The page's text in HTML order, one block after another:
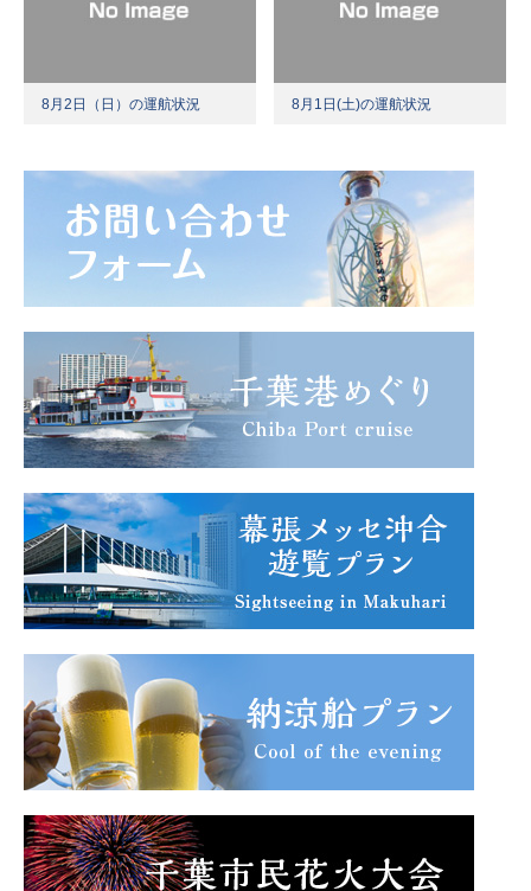
8月2日（日）の運航状況 8月1日(土)の運航状況